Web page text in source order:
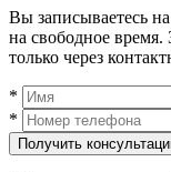
Вы записываетесь
на свободное время.
только через
*
*